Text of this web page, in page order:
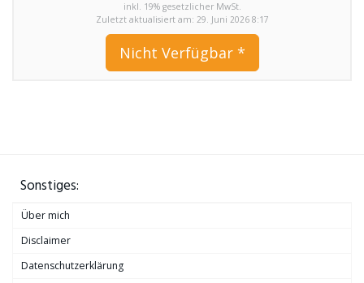
inkl. 19% gesetzlicher MwSt.
Zuletzt aktualisiert am: 29. Juni 2026 8:17
Nicht Verfügbar *
Sonstiges:
Über mich
Disclaimer
Datenschutzerklärung